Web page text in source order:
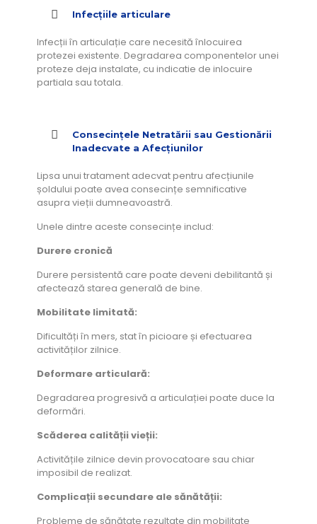
Infecțiile articulare
Infecții în articulație care necesită înlocuirea
protezei existente. Degradarea componentelor unei
proteze deja instalate, cu indicatie de inlocuire
partiala sau totala.
Consecințele Netratării sau Gestionării
Inadecvate a Afecțiunilor
Lipsa unui tratament adecvat pentru afecțiunile
șoldului poate avea consecințe semnificative
asupra vieții dumneavoastră.
Unele dintre aceste consecințe includ:
Durere cronică
Durere persistentă care poate deveni debilitantă și
afectează starea generală de bine.
Mobilitate limitată:
Dificultăți în mers, stat în picioare și efectuarea
activităților zilnice.
Deformare articulară:
Degradarea progresivă a articulației poate duce la
deformări.
Scăderea calității vieții:
Activitățile zilnice devin provocatoare sau chiar
imposibil de realizat.
Complicații secundare ale sănătății:
Probleme de sănătate rezultate din mobilitate